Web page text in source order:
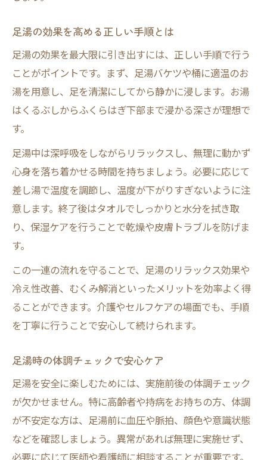
足湯の効果を高める正しい手順とは
足湯の効果を最大限に引き出すには、正しい手順で行う
ことがポイントです。まず、足湯バケツや桶に適温のお
湯を用意し、足を清潔にしてから静かに浸します。お湯
はくるぶしからふくらはぎ下部まで浸かる深さが理想で
す。
足湯中は深呼吸をしながらリラックスし、無理に動かず
心身を落ち着かせる時間を持ちましょう。必要に応じて
差し湯で温度を調節し、温度が下がりすぎないように注
意します。終了後はタオルでしっかりと水分を拭き取
り、保湿ケアを行うことで乾燥や皮膚トラブルを防げま
す。
この一連の流れを守ることで、足湯のリラックス効果や
冷え性改善、むくみ解消といったメリットを効率よく得
ることができます。介護やセルフケアの場面でも、手順
を丁寧に行うことで安心して続けられます。
足湯時の体調チェックで安心ケア
足湯を安全に楽しむためには、実施前後の体調チェック
が欠かせません。特に高齢者や持病をお持ちの方、体調
が不安定な方は、足湯前に血圧や脈拍、顔色や意識状態
などを確認しましょう。異常があれば無理に実施せず、
必要に応じて医師や看護師に相談することが重要です。